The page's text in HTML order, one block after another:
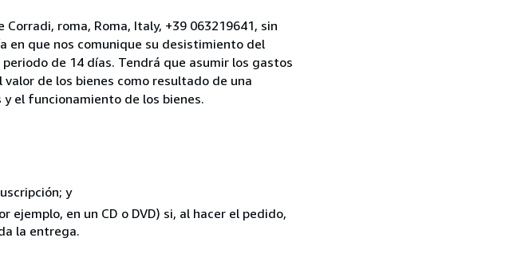
roma, Roma, Italy, +39 063219641, sin
en que nos comunique su desistimiento del
de 14 días. Tendrá que asumir los gastos
de los bienes como resultado de una
el funcionamiento de los bienes.
y
en un CD o DVD) si, al hacer el pedido,
la entrega.